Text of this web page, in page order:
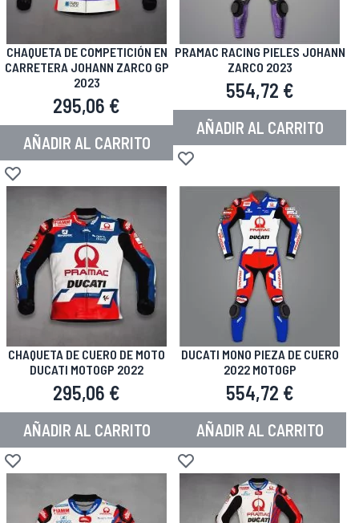
CHAQUETA DE COMPETICIÓN EN
CARRETERA JOHANN ZARCO GP
2023
295,06 €
AÑADIR AL CARRITO
Añadir a la Lista de Deseos
PRAMAC RACING PIELES JOHANN
ZARCO 2023
554,72 €
AÑADIR AL CARRITO
Añadir a la Lista de Deseos
CHAQUETA DE CUERO DE MOTO
DUCATI MOTOGP 2022
295,06 €
AÑADIR AL CARRITO
Añadir a la Lista de Deseos
DUCATI MONO PIEZA DE CUERO
2022 MOTOGP
554,72 €
AÑADIR AL CARRITO
Añadir a la Lista de Deseos